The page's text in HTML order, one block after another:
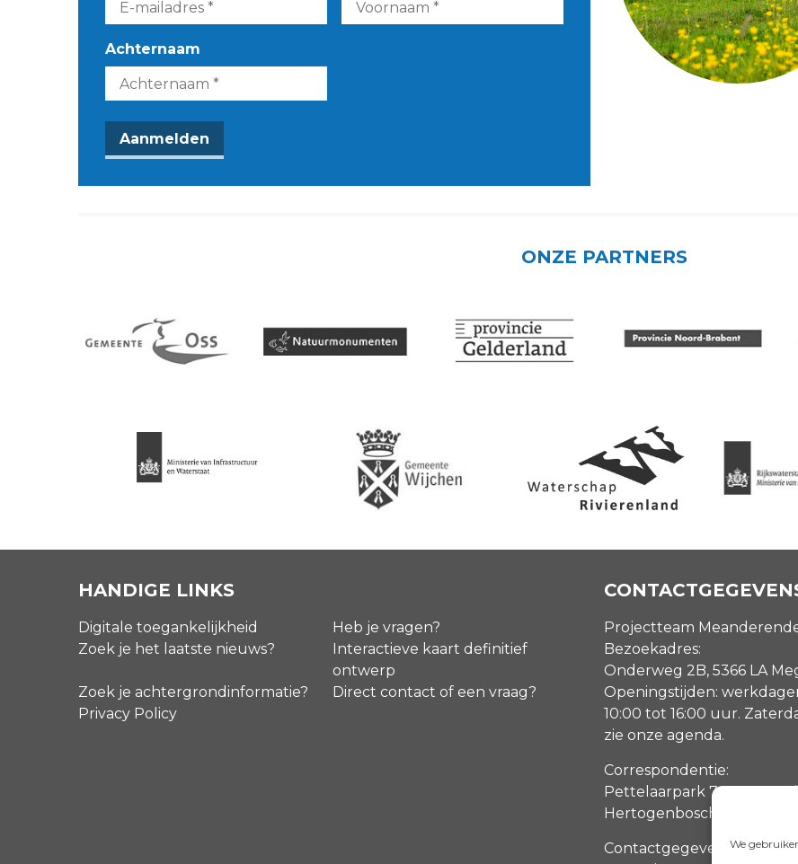
We
Achternaam
ONZE PARTNERS
HANDIGE LINKS
Digitale toegankelijkheid
Heb je vragen?
Zoek je het laatste nieuws?
Interactieve kaart definitief
ontwerp
Zoek je achtergrondinformatie?
Direct contact of een vraag?
Privacy Policy
Projectteam
Bezoekadres:
Onderweg 2B, 5366 LA
Openingstijden:
10:00 tot 16:00 uur.
zie onze agenda.
Correspondentie:
Pettelaarpark 70, 5216 PP
Hertogenbosch
Contactgegevens